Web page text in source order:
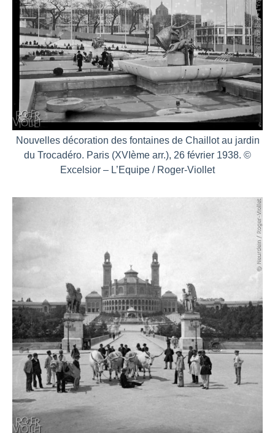
Nouvelles décoration des fontaines de Chaillot au jardin
du Trocadéro. Paris (XVIème arr.), 26 février 1938. ©
Excelsior – L’Equipe / Roger-Viollet